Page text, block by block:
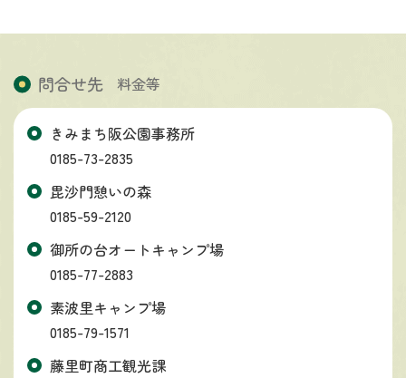
問合せ先 料金等
きみまち阪公園事務所
0185-73-2835
毘沙門憩いの森
0185-59-2120
御所の台オートキャンプ場
0185-77-2883
素波里キャンプ場
0185-79-1571
藤里町商工観光課